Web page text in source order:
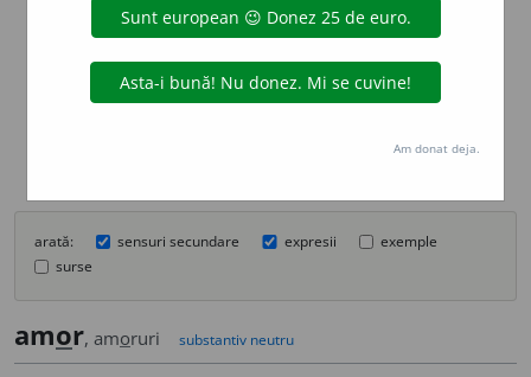
info
Aceste definiții sunt compilate de
echipa dexonline. Definițiile
originale se află pe filadefiniții.
Puteți reordona filele pe pagina de
arată: sensuri secundare expresii
exemple
surse
amor, amoruri substantiv neutru
Am donat deja.